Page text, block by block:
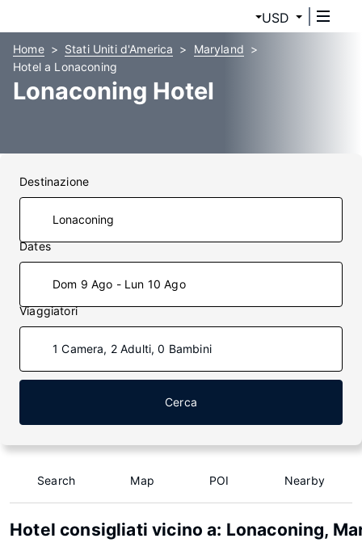
USD
Home Stati Uniti d'America
Maryland
Hotel a Lonaconing
Lonaconing Hotel
Destinazione
Dates
Dom 9 Ago - Lun 10 Ago
Viaggiatori
1 Camera, 2 Adulti, 0 Bambini
Cerca
Search Map POI Nearby
Hotel consigliati vicino a: Lonaconing,